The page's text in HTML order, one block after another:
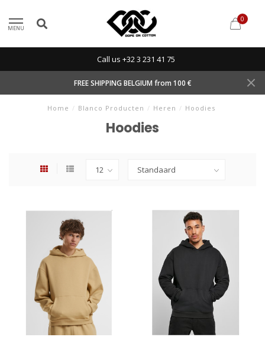
MENU
0
Call us +32 3 231 41 75
FREE SHIPPING BELGIUM from 100 €
Home / Blanco Producten / Heren / Hoodies
Hoodies